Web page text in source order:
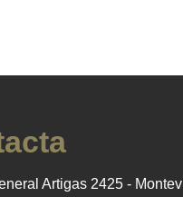
Artigas 2425 -